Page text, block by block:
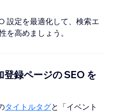
設定を最適化して、検索エ
を高めましょう。
録ページの SEO を
タイトルタグと「イベント